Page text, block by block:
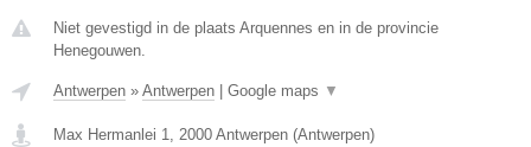
Niet gevestigd in de plaats Arquennes en in de provincie
Henegouwen.
Antwerpen » Antwerpen Google maps ▼
Max Hermanlei 1, 2000 Antwerpen (Antwerpen)